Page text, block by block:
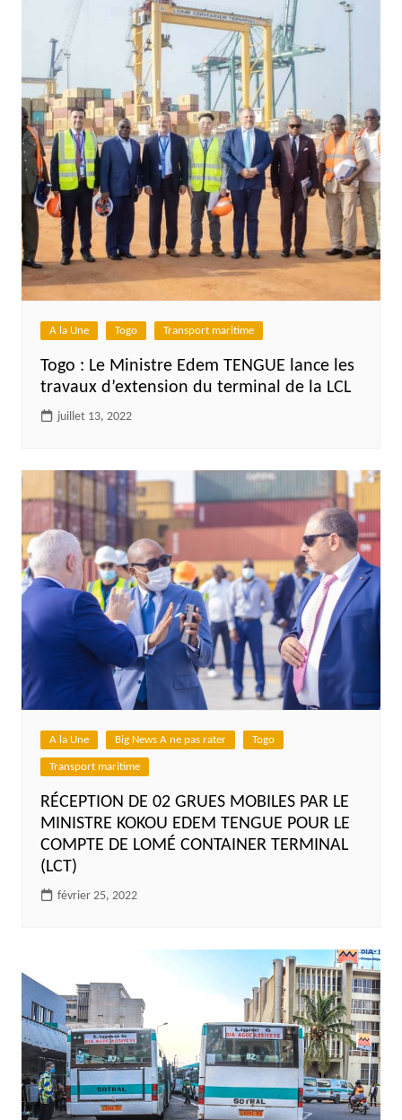
A la Une Togo Transport maritime
Togo : Le Ministre Edem TENGUE lance les
travaux d’extension du terminal de la LCL
juillet 13, 2022
A la Une Big News A ne pas rater Togo
Transport maritime
RÉCEPTION DE 02 GRUES MOBILES PAR LE
MINISTRE KOKOU EDEM TENGUE POUR LE
COMPTE DE LOMÉ CONTAINER TERMINAL
(LCT)
février 25, 2022